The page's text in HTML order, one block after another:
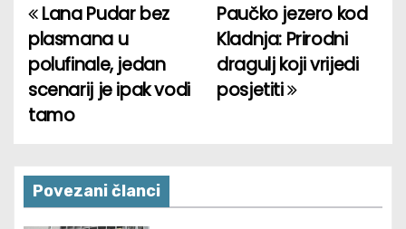
P
o
s
n
a
Paučko jezero kod
Kladnja: Prirodni
dragulj koji vrijedi
posjetiti
Lana Pudar bez
plasmana u
polufinale, jedan
scenarij je ipak vodi
tamo
Povezani članci